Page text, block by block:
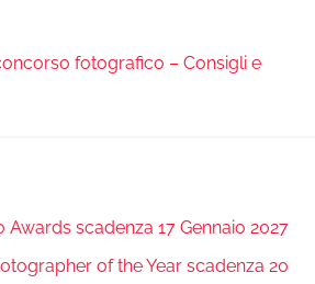
fotografico – Consigli e
Awards scadenza 17 Gennaio 2027
of the Year scadenza 20